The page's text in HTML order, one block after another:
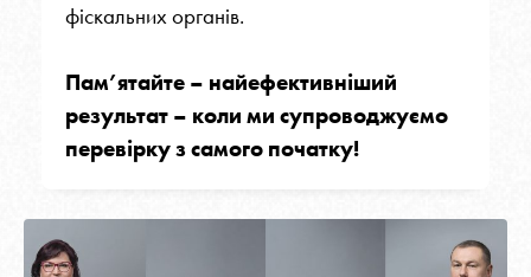
фіскальних органів.
Пам’ятайте – найефективніший
результат – коли ми супроводжуємо
перевірку з самого початку!